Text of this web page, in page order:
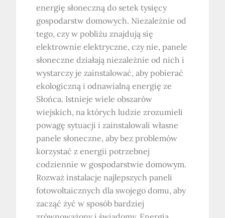
energię słoneczną do setek tysięcy
gospodarstw domowych. Niezależnie od
tego, czy w pobliżu znajdują się
elektrownie elektryczne, czy nie, panele
słoneczne działają niezależnie od nich i
wystarczy je zainstalować, aby pobierać
ekologiczną i odnawialną energię ze
Słońca. Istnieje wiele obszarów
wiejskich, na których ludzie zrozumieli
powagę sytuacji i zainstalowali własne
panele słoneczne, aby bez problemów
korzystać z energii potrzebnej
codziennie w gospodarstwie domowym.
Rozważ instalacje najlepszych paneli
fotowoltaicznych dla swojego domu, aby
zacząć żyć w sposób bardziej